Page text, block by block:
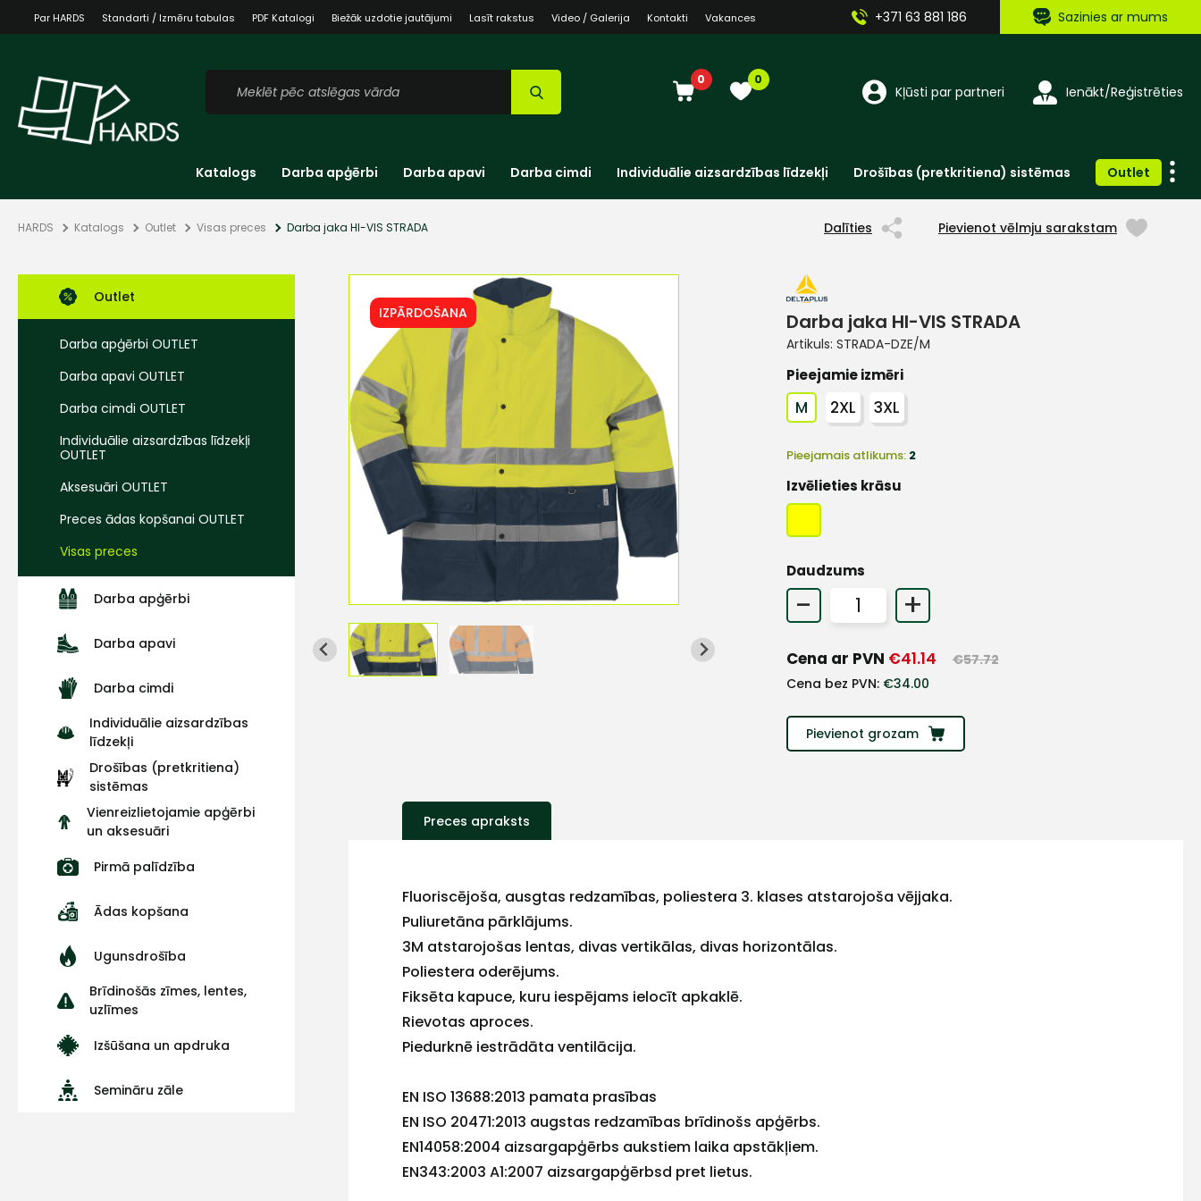
Par HARDS Standarti / Izmēru tabulas PDF Katalogi Biežāk uzdotie jautājumi Lasīt rakstus Video / Galerija Kontakti Vakances +371 63 881 186 Sazinies ar mums
0 0
Kļūsti par partneri Ienākt/Reģistrēties
Katalogs Darba apģērbi Darba apavi Darba cimdi Individuālie aizsardzības līdzekļi Drošības (pretkritiena) sistēmas Outlet
HARDS Katalogs Outlet Visas preces Darba jaka HI-VIS STRADA Dalīties Pievienot vēlmju sarakstam
Outlet
Darba apģērbi OUTLET
Darba apavi OUTLET
Darba cimdi OUTLET
Individuālie aizsardzības līdzekļi
OUTLET
Aksesuāri OUTLET
Preces ādas kopšanai OUTLET
Visas preces
Darba apģērbi
Darba apavi
Darba cimdi
Individuālie aizsardzības
līdzekļi
Drošības (pretkritiena)
sistēmas
Vienreizlietojamie apģērbi
un aksesuāri
Pirmā palīdzība
Ādas kopšana
Ugunsdrošība
Brīdinošās zīmes, lentes,
uzlīmes
Izšūšana un apdruka
Semināru zāle
IZPĀRDOŠANA Darba jaka HI-VIS STRADA
Artikuls: STRADA-DZE/M
Pieejamie izmēri
M 2XL 3XL
Pieejamais atlikums: 2
Izvēlieties krāsu
Daudzums
- +
Cena ar PVN €41.14 €57.72
Cena bez PVN: €34.00
Pievienot grozam
Preces apraksts
Fluoriscējoša, ausgtas redzamības, poliestera 3. klases atstarojoša vējjaka.
Puliuretāna pārklājums.
3M atstarojošas lentas, divas vertikālas, divas horizontālas.
Poliestera oderējums.
Fiksēta kapuce, kuru iespējams ielocīt apkaklē.
Rievotas aproces.
Piedurknē iestrādāta ventilācija.
EN ISO 13688:2013 pamata prasības
EN ISO 20471:2013 augstas redzamības brīdinošs apģērbs.
EN14058:2004 aizsargapģērbs aukstiem laika apstākļiem.
EN343:2003 A1:2007 aizsargapģērbsd pret lietus.
ar
mums!
Atbildēsim
+